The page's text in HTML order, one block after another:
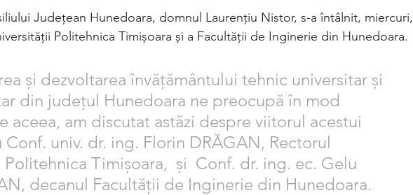
Județean Hunedoara, domnul Laurențiu Nistor, s-a întâlnit, miercuri,
Politehnica Timișoara și a Facultății de Inginerie din Hunedoara.
și dezvoltarea învățământului tehnic universitar și
din județul Hunedoara ne preocupă în mod
aceea, am discutat astăzi despre viitorul acestui
univ. dr. ing. Florin DRĂGAN, Rectorul
Timişoara,  și  Conf. dr. ing. ec. Gelu
decanul Facultății de Inginerie din Hunedoara.